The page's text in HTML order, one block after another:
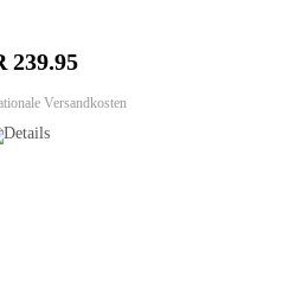
239.95
Versandkosten